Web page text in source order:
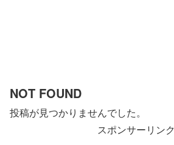
NOT FOUND
投稿が見つかりませんでした。
スポンサーリンク